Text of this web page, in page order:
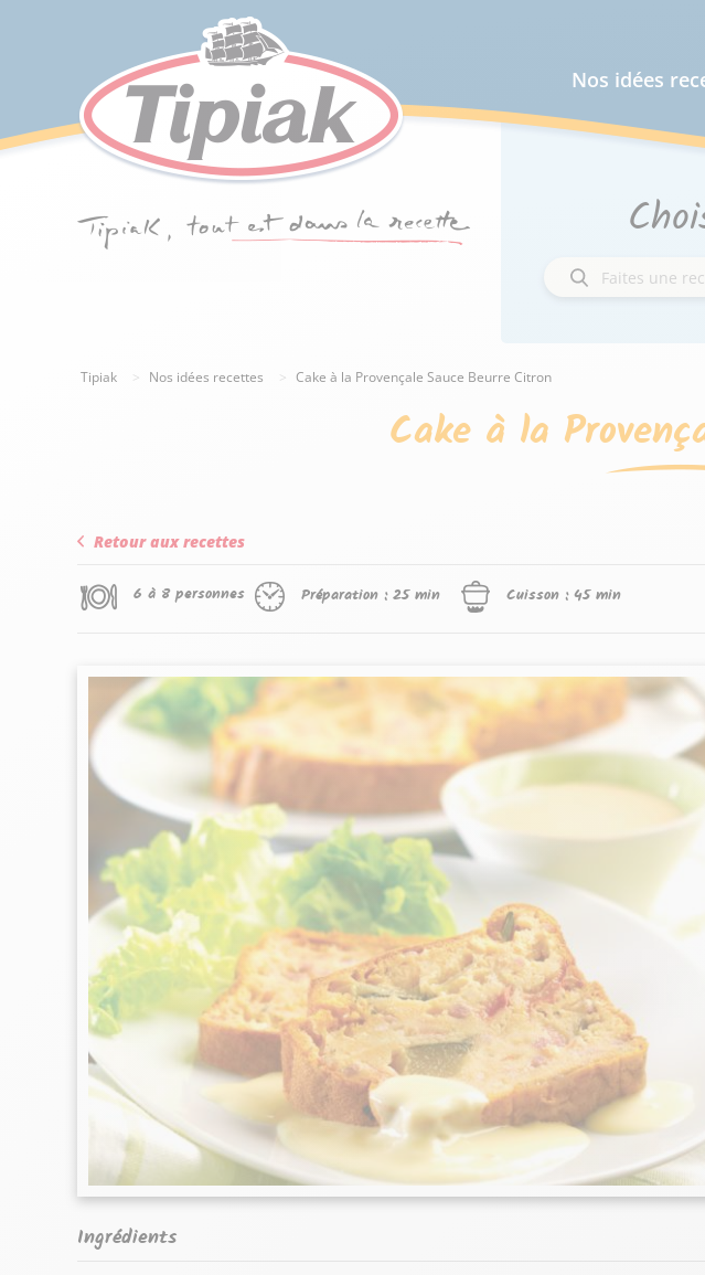
Nos idées
Tipiak Nos idées recettes Cake à la Provençale Sauce Beurre Citron
Cake à la
Retour aux recettes
6 à 8 personnes Préparation : 25 min Cuisson : 45 min
Ingrédients